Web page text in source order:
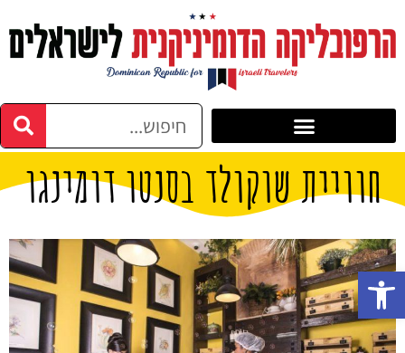
חוויית שוקולד בסנטו דומינגו
פתח סרגל נגישות